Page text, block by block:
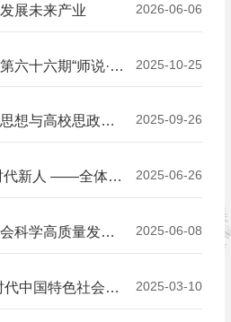
展未来产业 2026-06-06
六十六期“师说·师
2025-10-25
想与高校思政育
2025-09-26
代新人 ——全体校
课
2025-06-26
科学高质量发展
2025-06-08
代中国特色社会主
备课会
2025-03-10